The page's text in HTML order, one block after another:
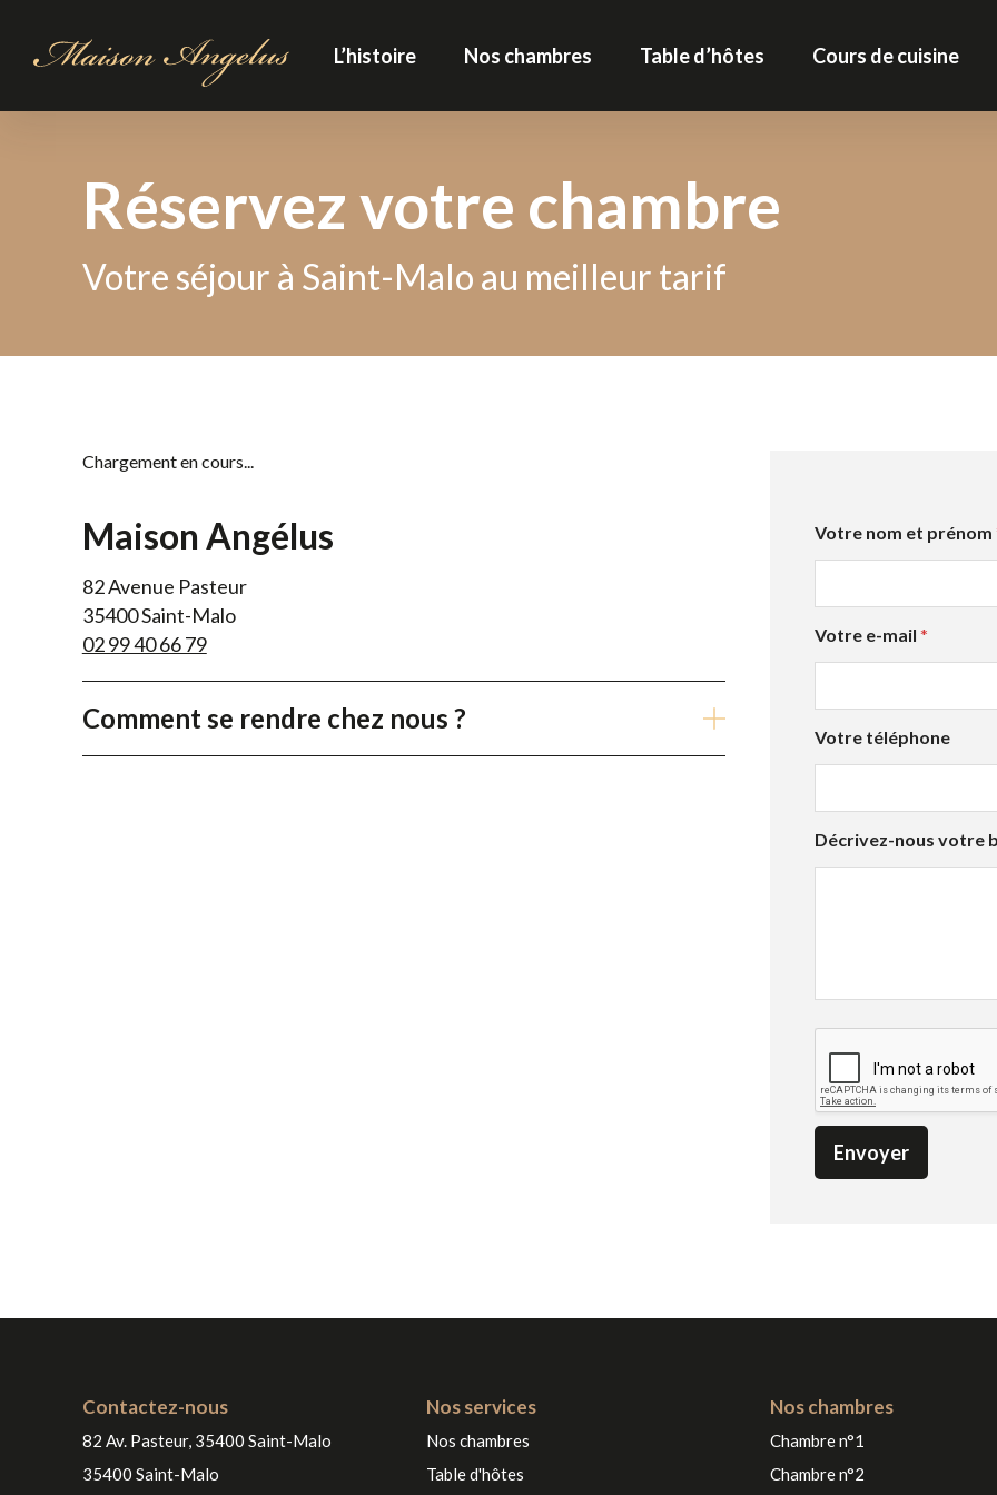
L’histoire Nos chambres Table d’hôtes Cours de cuisine
Réservez votre chambre
Votre séjour à Saint-Malo au meilleur tarif
Chargement en cours...
Maison Angélus
82 Avenue Pasteur
35400 Saint-Malo
02 99 40 66 79
Comment se rendre chez nous ?
n
l
é
n
e
Votre nom et prénom
Votre e-mail *
Votre téléphone
Décrivez-nous votre
Envoyer
Contactez-nous
82 Av. Pasteur, 35400 Saint-Malo
35400 Saint-Malo
Nos services
Nos chambres
Table d'hôtes
Nos chambres
Chambre n°1
Chambre n°2